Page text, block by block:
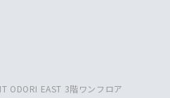
ODORI EAST 3階ワンフロア